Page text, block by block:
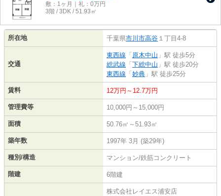
敷：1ヶ月｜礼：0万円
3階 / 3DK / 51.93㎡
所在地 千葉県市川市高谷 １丁目4-8
交通
東西線 「 原木中山 」駅 徒歩5分
総武線 「 下総中山 」駅 徒歩20分
東西線 「 妙典 」駅 徒歩25分
賃料 12万円～12.7万円
管理費等 10,000円～15,000円
面積 50.76㎡～51.93㎡
築年数 1997年 3月 (築29年)
種別/構造 マンション/鉄筋コンクリート
階建 6階建
株式会社レイエス浦安店